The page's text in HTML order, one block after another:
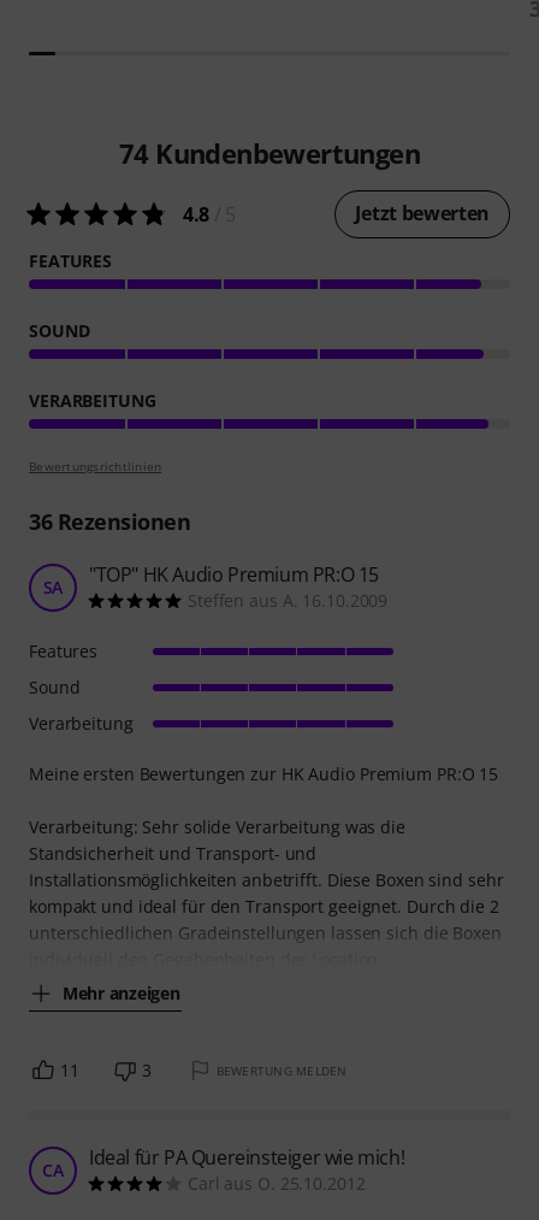
74 Kundenbewertungen
4.8 Jetzt bewerten
FEATURES
SOUND
VERARBEITUNG
Bewertungsrichtlinien
36Rezensionen
SA "TOP" HK Audio Premium PR:O 15
Steffen aus A. 16.10.2009
Meine ersten Bewertungen zur HK Audio Premium PR:O 15
Verarbeitung: Sehr solide Verarbeitung was die
Standsicherheit und Transport- und
Installationsmöglichkeiten anbetrifft. Diese Boxen sind sehr
kompakt und ideal für den Transport geeignet. Durch die 2
unterschiedlichen Gradeinstellungen lassen sich die Boxen
Mehr anzeigen
Features
Sound
Verarbeitung
11 3 BEWERTUNG MELDEN
CA Ideal für PA Quereinsteiger wie mich!
Carl aus O. 25.10.2012